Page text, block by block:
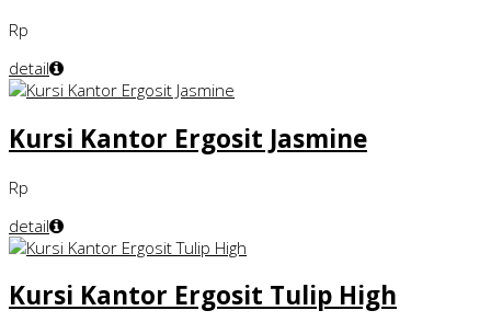
Rp
detail
Kursi Kantor Ergosit Jasmine
Rp
detail
Kursi Kantor Ergosit Tulip High